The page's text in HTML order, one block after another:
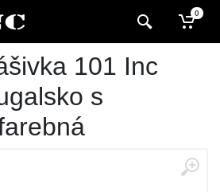
0
101 Inc
s